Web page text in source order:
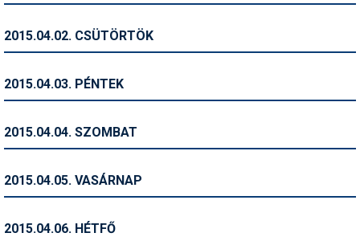
Ingatlan
Kerékpár
2015.04.02. CSÜTÖRTÖK
2015.04.03. PÉNTEK
2015.04.04. SZOMBAT
2015.04.05. VASÁRNAP
2015.04.06. HÉTFŐ